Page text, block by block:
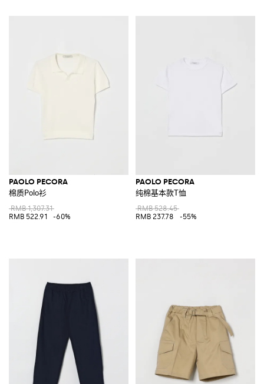
PAOLO PECORA
棉质Polo衫
RMB 1,307.31
RMB 522.91
-60%
PAOLO PECORA
纯棉基本款T恤
RMB 528.45
RMB 237.78
-55%